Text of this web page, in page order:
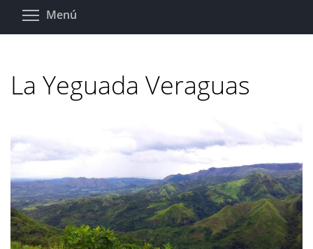
Pasar
Menú
La Yeguada Veraguas